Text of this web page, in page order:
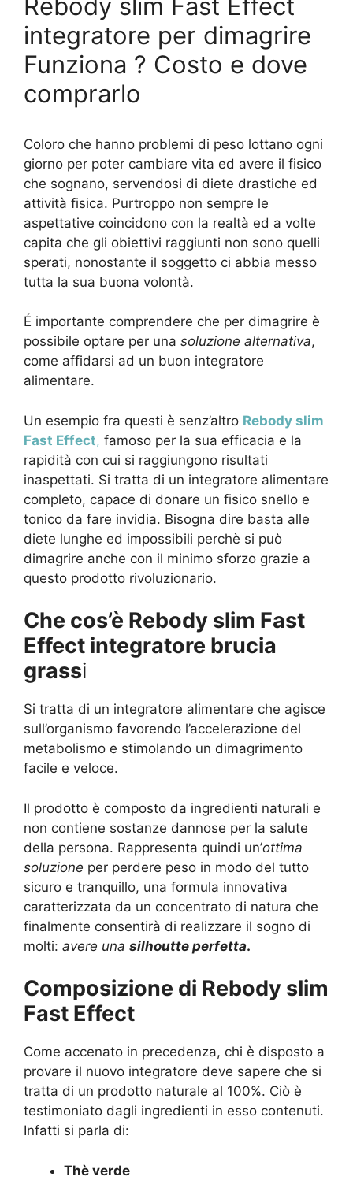
integratore per dimagrire
Funziona ? Costo e dove
comprarlo
Coloro che hanno problemi di peso lottano ogni
giorno per poter cambiare vita ed avere il fisico
che sognano, servendosi di diete drastiche ed
attività fisica. Purtroppo non sempre le
aspettative coincidono con la realtà ed a volte
capita che gli obiettivi raggiunti non sono quelli
sperati, nonostante il soggetto ci abbia messo
tutta la sua buona volontà.
É importante comprendere che per dimagrire è
possibile optare per una soluzione alternativa,
come affidarsi ad un buon integratore
alimentare.
Un esempio fra questi è senz’altro Rebody slim
Fast Effect, famoso per la sua efficacia e la
rapidità con cui si raggiungono risultati
inaspettati. Si tratta di un integratore alimentare
completo, capace di donare un fisico snello e
tonico da fare invidia. Bisogna dire basta alle
diete lunghe ed impossibili perchè si può
dimagrire anche con il minimo sforzo grazie a
questo prodotto rivoluzionario.
Che cos’è Rebody slim Fast
Effect integratore brucia
grassi
Si tratta di un integratore alimentare che agisce
sull’organismo favorendo l’accelerazione del
metabolismo e stimolando un dimagrimento
facile e veloce.
Il prodotto è composto da ingredienti naturali e
non contiene sostanze dannose per la salute
della persona. Rappresenta quindi un’ottima
soluzione per perdere peso in modo del tutto
sicuro e tranquillo, una formula innovativa
caratterizzata da un concentrato di natura che
finalmente consentirà di realizzare il sogno di
molti: avere una silhoutte perfetta.
Composizione di Rebody slim
Fast Effect
Come accenato in precedenza, chi è disposto a
provare il nuovo integratore deve sapere che si
tratta di un prodotto naturale al 100%. Ciò è
testimoniato dagli ingredienti in esso contenuti.
Infatti si parla di:
Thè verde